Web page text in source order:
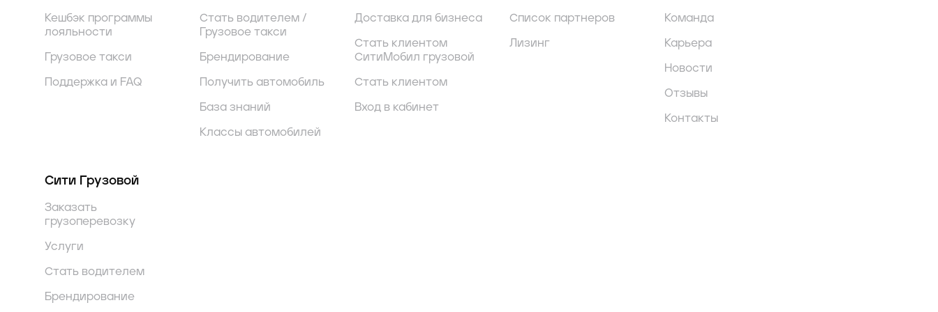
Кешбэк программы
лояльности
Грузовое такси
Поддержка и FAQ
Стать водителем /
Грузовое такси
Брендирование
Получить автомобиль
База знаний
Классы автомобилей
Доставка для бизнеса
Стать клиентом
СитиМобил грузовой
Стать клиентом
Вход в кабинет
Список партнеров
Лизинг
Команда
Карьера
Новости
Отзывы
Контакты
Сити Грузовой
Заказать
грузоперевозку
Услуги
Стать водителем
Брендирование